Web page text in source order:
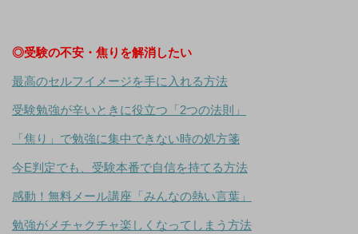
◎受験の不安・焦りを解消したい
最高のセルフイメージを手に入れる方法
受験勉強が辛いときに役立つ「2つの法則」
「焦り」で勉強に集中できない時の処方箋
今E判定でも、受験本番で自信を持てる方法
感動！無料メール講座「みんなの熱い言葉」
勉強がメチャクチャ楽しくなってしまう方法